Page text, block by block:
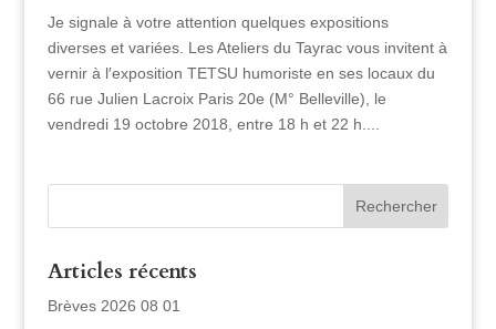
Je signale à votre attention quelques expositions
diverses et variées. Les Ateliers du Tayrac vous invitent à
vernir à l′exposition TETSU humoriste en ses locaux du
66 rue Julien Lacroix Paris 20e (M° Belleville), le
vendredi 19 octobre 2018, entre 18 h et 22 h....
Articles récents
Brèves 2026 08 01